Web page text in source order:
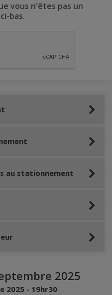
vous n'êtes pas un
bas.
au stationnement
2025
2025 - 19hr30